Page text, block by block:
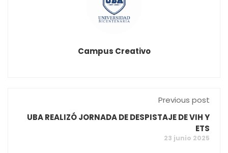
Campus Creativo
Previous post
UBA REALIZÓ JORNADA DE DESPISTAJE DE VIH Y
ETS
23 junio 2025